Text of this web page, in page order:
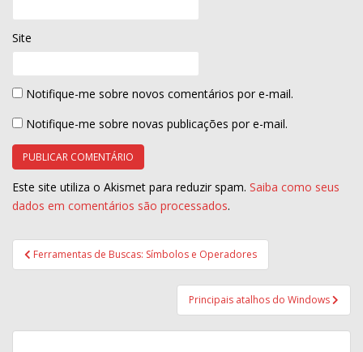
Site
Notifique-me sobre novos comentários por e-mail.
Notifique-me sobre novas publicações por e-mail.
Este site utiliza o Akismet para reduzir spam. Saiba como seus
dados em comentários são processados.
Navegação
de
Ferramentas de Buscas: Símbolos e Operadores
Principais atalhos do Windows